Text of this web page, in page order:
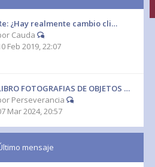
¿Hay realmente cambio cli…
Cauda
Feb 2019, 22:07
FOTOGRAFIAS DE OBJETOS …
Perseverancia
Mar 2024, 20:57
mensaje